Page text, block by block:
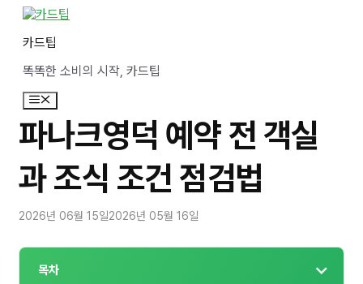
카드팁
똑똑한 소비의 시작, 카드팁
메
뉴
파나크영덕 예약 전 객실
과 조식 조건 점검법
2026년 06월 15일2026년 05월 16일
목차